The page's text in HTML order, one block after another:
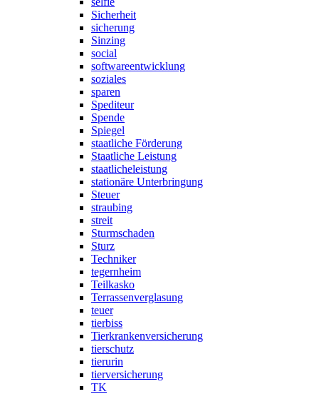
Sicherheit
sicherung
Sinzing
social
softwareentwicklung
soziales
sparen
Spediteur
Spende
Spiegel
staatliche Förderung
Staatliche Leistung
staatlicheleistung
stationäre Unterbringung
Steuer
straubing
streit
Sturmschaden
Sturz
Techniker
tegernheim
Teilkasko
Terrassenverglasung
teuer
tierbiss
Tierkrankenversicherung
tierschutz
tierurin
tierversicherung
TK